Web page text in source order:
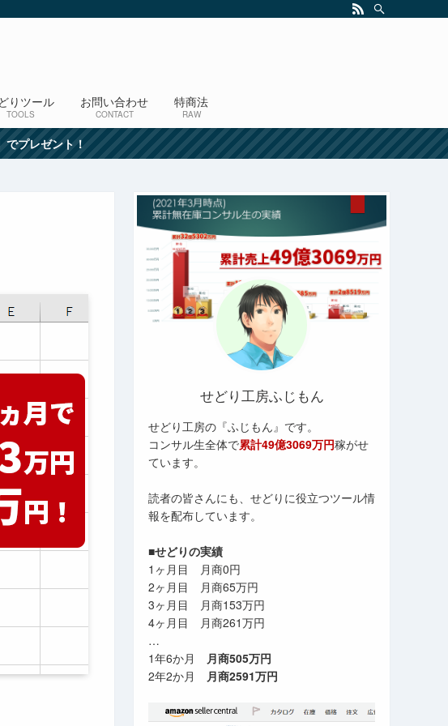
りツール
TOOLS
お問い合わせ
CONTACT
特商法
RAW
でプレゼント！
せどり工房ふじもん
せどり工房の『ふじもん』です。
コンサル生全体で累計49億3069万円稼がせ
ています。
読者の皆さんにも、せどりに役立つツール情
報を配布しています。
■せどりの実績
1ヶ月目 月商0円
2ヶ月目 月商65万円
3ヶ月目 月商153万円
4ヶ月目 月商261万円
…
1年6か月 月商505万円
2年2か月 月商2591万円